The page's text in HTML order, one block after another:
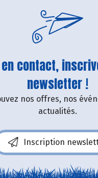
contact,
newsletter !
nos offres, nos
actualités.
Inscription